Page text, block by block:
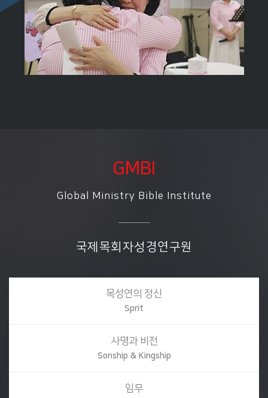
GMBI
Global Ministry Bible Institute
국제목회자성경연구원
목성연의 정신
Sprit
사명과 비전
Sonship & Kingship
임무